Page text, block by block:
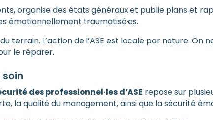
organise des états généraux et publie plans et
émotionnellement traumatisé·es.
terrain. L’action de l’ASE est locale par nature. On
le réparer.
soin
des professionnel·les d’ASE repose sur
la qualité du management, ainsi que la sécurité